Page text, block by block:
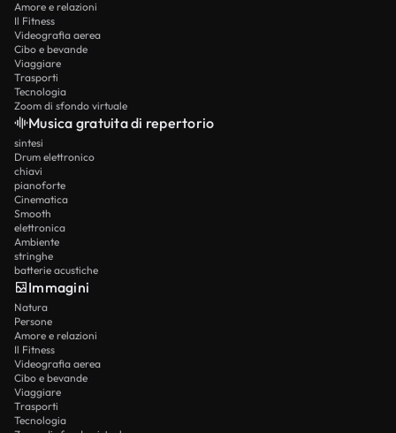
Amore e relazioni
Il Fitness
Videografia aerea
Cibo e bevande
Viaggiare
Trasporti
Tecnologia
Zoom di sfondo virtuale
Musica gratuita di repertorio
sintesi
Drum elettronico
chiavi
pianoforte
Cinematica
Smooth
elettronica
Ambiente
stringhe
batterie acustiche
Immagini
Natura
Persone
Amore e relazioni
Il Fitness
Videografia aerea
Cibo e bevande
Viaggiare
Trasporti
Tecnologia